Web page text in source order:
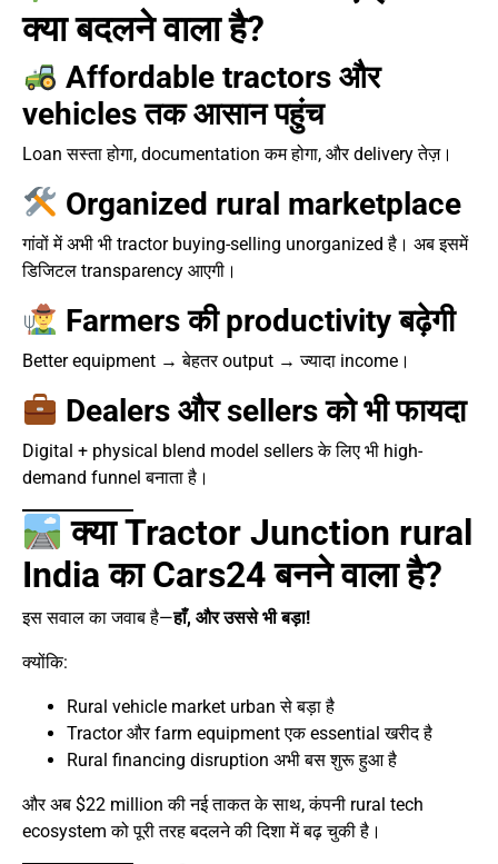
क्या बदलने वाला है?
Affordable tractors और
vehicles तक आसान पहुंच
Loan सस्ता होगा, documentation कम होगा, और delivery तेज़।
Organized rural marketplace
गांवों में अभी भी tractor buying-selling unorganized है। अब इसमें
डिजिटल transparency आएगी।
Farmers की productivity बढ़ेगी
Better equipment → बेहतर output → ज्यादा income।
Dealers और sellers को भी फायदा
Digital + physical blend model sellers के लिए भी high-
demand funnel बनाता है।
क्या Tractor Junction rural
India का Cars24 बनने वाला है?
इस सवाल का जवाब है—हाँ, और उससे भी बड़ा!
क्योंकि:
Rural vehicle market urban से बड़ा है
Tractor और farm equipment एक essential खरीद है
Rural financing disruption अभी बस शुरू हुआ है
और अब $22 million की नई ताकत के साथ, कंपनी rural tech
ecosystem को पूरी तरह बदलने की दिशा में बढ़ चुकी है।